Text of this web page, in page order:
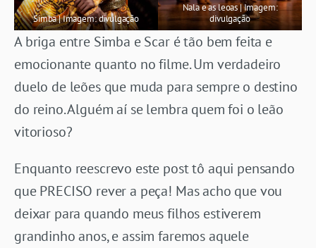
Simba | Imagem: divulgação
Nala e as leoas | Imagem:
divulgação
A briga entre Simba e Scar é tão bem feita e
emocionante quanto no filme. Um verdadeiro
duelo de leões que muda para sempre o destino
do reino. Alguém aí se lembra quem foi o leão
vitorioso?
Enquanto reescrevo este post tô aqui pensando
que PRECISO rever a peça! Mas acho que vou
deixar para quando meus filhos estiverem
grandinho anos, e assim faremos aquele